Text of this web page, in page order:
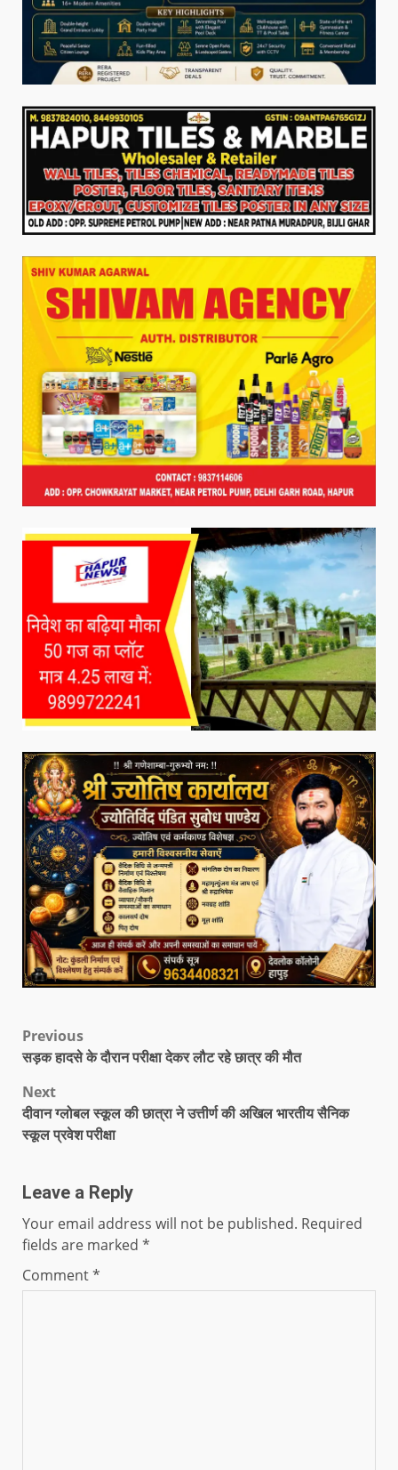
Previous
सड़क हादसे के दौरान परीक्षा देकर लौट रहे छात्र की मौत
Next
दीवान ग्लोबल स्कूल की छात्रा ने उत्तीर्ण की अखिल भारतीय सैनिक
स्कूल प्रवेश परीक्षा
Leave a Reply
Your email address will not be published. Required
fields are marked *
Comment*